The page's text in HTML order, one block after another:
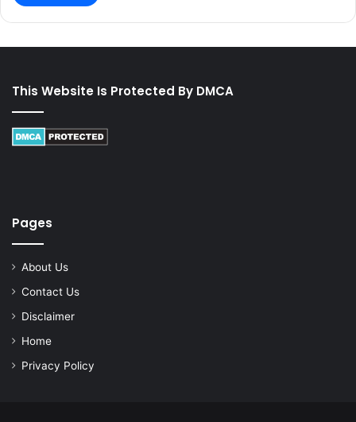
This Website Is Protected By DMCA
Pages
About Us
Contact Us
Disclaimer
Home
Privacy Policy